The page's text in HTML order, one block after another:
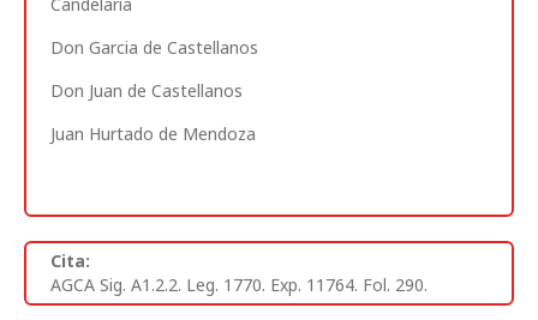
Don Garcia de Castellanos
Don Juan de Castellanos
Juan Hurtado de Mendoza
Cita:
AGCA Sig. A1.2.2. Leg. 1770. Exp. 11764. Fol. 290.